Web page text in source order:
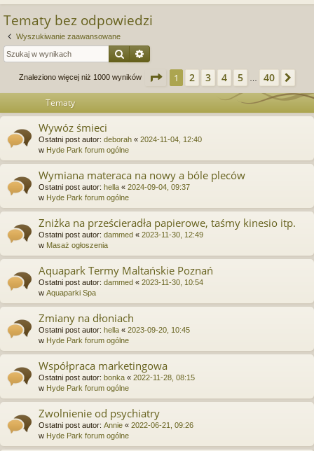
si
ę
Tematy bez odpowiedzi
Wyszukiwanie zaawansowane
SzukajWyszukiwanie zaawansowane
Znaleziono więcej niż 1000 wyników Strona z 40
1 2 3 4 5 40
Tematy
Wywóz śmieci
Ostatni post autor: deborah « 2024-11-04, 12:40
w Hyde Park forum ogólne
Wymiana materaca na nowy a bóle pleców
Ostatni post autor: hella « 2024-09-04, 09:37
w Hyde Park forum ogólne
Zniżka na prześcieradła papierowe, taśmy kinesio itp.
Ostatni post autor: dammed « 2023-11-30, 12:49
w Masaż ogłoszenia
Aquapark Termy Maltańskie Poznań
Ostatni post autor: dammed « 2023-11-30, 10:54
w Aquaparki Spa
Zmiany na dłoniach
Ostatni post autor: hella « 2023-09-20, 10:45
w Hyde Park forum ogólne
Współpraca marketingowa
Ostatni post autor: bonka « 2022-11-28, 08:15
w Hyde Park forum ogólne
Zwolnienie od psychiatry
Ostatni post autor: Annie « 2022-06-21, 09:26
w Hyde Park forum ogólne